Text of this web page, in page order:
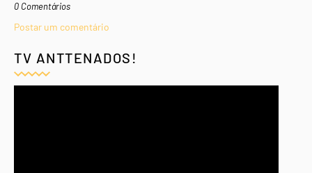
0 Comentários
Postar um comentário
TV ANTTENADOS!